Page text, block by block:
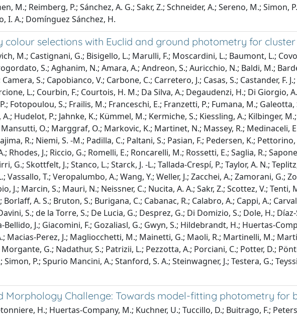
M.; Reimberg, P.; Sánchez, A. G.; Sakr, Z.; Schneider, A.; Sereno, M.; Simon,
I. A.; Domínguez Sánchez, H.
colour selections with Euclid and ground photometry for
M.; Castignani, G.; Bisigello, L.; Marulli, F.; Moscardini, L.; Baumont, L.;
S.; Aghanim, N.; Amara, A.; Andreon, S.; Auricchio, N.; Baldi, M.;
S.; Capobianco, V.; Carbone, C.; Carretero, J.; Casas, S.; Castander, F.
L.; Courbin, F.; Courtois, H. M.; Da Silva, A.; Degaudenzi, H.; Di Giorgio,
Fotopoulou, S.; Frailis, M.; Franceschi, E.; Franzetti, P.; Fumana, M.;
Hudelot, P.; Jahnke, K.; Kümmel, M.; Kermiche, S.; Kiessling, A.; Kilbinger,
O.; Marggraf, O.; Markovic, K.; Martinet, N.; Massey, R.; Medinaceli,
R.; Niemi, S. -M.; Padilla, C.; Paltani, S.; Pasian, F.; Pedersen, K.;
Rhodes, J.; Riccio, G.; Romelli, E.; Roncarelli, M.; Rossetti, E.; Saglia, R.;
G.; Skottfelt, J.; Stanco, L.; Starck, J. -L.; Tallada-Crespí, P.; Taylor, A. N.;
Vassallo, T.; Veropalumbo, A.; Wang, Y.; Weller, J.; Zacchei, A.; Zamorani, G.;
J.; Marcin, S.; Mauri, N.; Neissner, C.; Nucita, A. A.; Sakr, Z.; Scottez, V.;
A. S.; Bruton, S.; Burigana, C.; Cabanac, R.; Calabro, A.; Cappi, A.;
S.; de la Torre, S.; De Lucia, G.; Desprez, G.; Di Domizio, S.; Dole, H.;
J.; Giacomini, F.; Gozaliasl, G.; Gwyn, S.; Hildebrandt, H.; Huertas-
Macias-Perez, J.; Magliocchetti, M.; Mainetti, G.; Maoli, R.; Martinelli, M.;
G.; Nadathur, S.; Patrizii, L.; Pezzotta, A.; Porciani, C.; Potter, D.;
P.; Spurio Mancini, A.; Stanford, S. A.; Steinwagner, J.; Testera, G.;
Morphology Challenge: Towards model-fitting photometry for
H.; Huertas-Company, M.; Kuchner, U.; Tuccillo, D.; Buitrago, F.;